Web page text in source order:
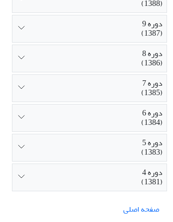
(1388)
دوره 9
(1387)
دوره 8
(1386)
دوره 7
(1385)
دوره 6
(1384)
دوره 5
(1383)
دوره 4
(1381)
صفحه اصلی